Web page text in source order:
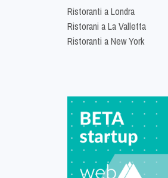
Ristoranti a Londra
Ristorani a La Valletta
Ristoranti a New York